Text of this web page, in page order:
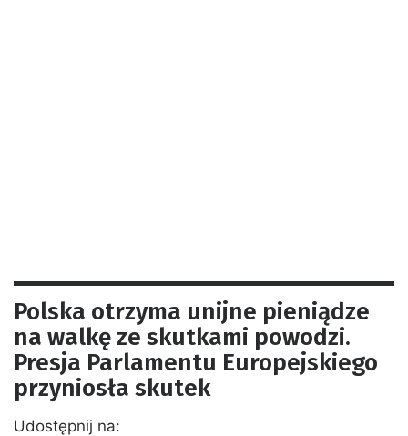
Polska otrzyma unijne pieniądze
na walkę ze skutkami powodzi.
Presja Parlamentu Europejskiego
przyniosła skutek
Udostępnij na: